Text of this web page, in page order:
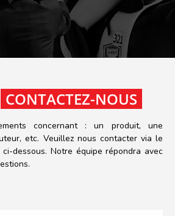
CONTACTEZ-NOUS
concernant : un produit, une
etc. Veuillez nous contacter via le
dessous. Notre équipe répondra avec